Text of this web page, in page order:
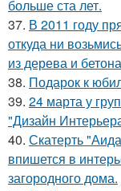
больше ста лет.
37. В 2011 году
откуда ни
из дерева и
38. Подарок к
39. 24 марта у
"Дизайн
40. Скатерть
впишется в
загородного дома.